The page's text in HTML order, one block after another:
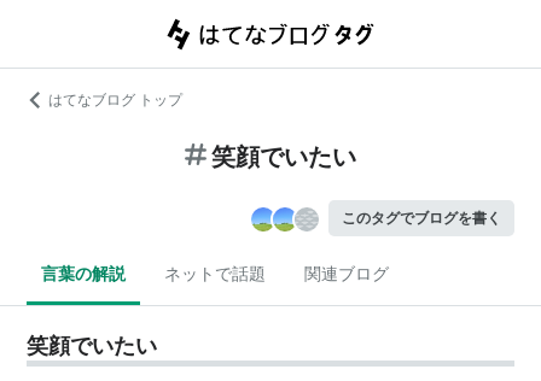
はてなブログ トップ
笑顔でいたい
このタグでブログを書く
言葉の解説 ネットで話題 関連ブログ
笑顔でいたい